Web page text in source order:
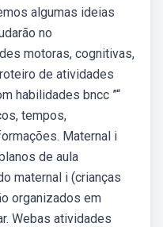
algumas ideias
no
motoras, cognitivas,
de atividades
habilidades bncc ”“
tempos,
Maternal i
de aula
maternal i (crianças
organizados em
Webas atividades